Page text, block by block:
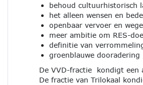
behoud cultuurhistorisch
het alleen wensen en
openbaar vervoer en
meer ambitie om RES-
definitie van
groenblauwe dooradering
De VVD-fractie kondigt een
De fractie van Trilokaal